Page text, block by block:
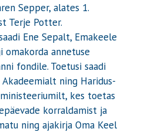
Sepper, alates 1.
Terje Potter.
Ene Sepalt, Emakeele
omakorda annetuse
fondile. Toetusi saadi
Akadeemialt ning Haridus-
kes toetas
korraldamist ja
ning ajakirja Oma Keel